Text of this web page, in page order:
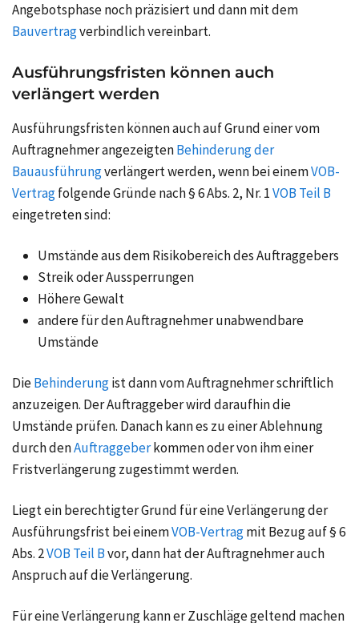
Angebotsphase noch präzisiert und dann mit dem
Bauvertragverbindlich vereinbart.
Ausführungsfristen können auch
verlängert werden
Ausführungsfristen können auch auf Grund einer vom
Auftragnehmer angezeigtenBehinderung der
Bauausführungverlängert werden, wenn bei einemVOB-
Vertragfolgende Gründe nach § 6 Abs. 2, Nr. 1VOB Teil B
eingetreten sind:
Umstände aus dem Risikobereich des Auftraggebers
Streik oder Aussperrungen
Höhere Gewalt
andere für den Auftragnehmer unabwendbare
Umstände
DieBehinderungist dann vom Auftragnehmer schriftlich
anzuzeigen. Der Auftraggeber wird daraufhin die
Umstände prüfen. Danach kann es zu einer Ablehnung
durch denAuftraggeberkommen oder von ihm einer
Fristverlängerung zugestimmt werden.
Liegt ein berechtigter Grund für eine Verlängerung der
Ausführungsfrist bei einemVOB-Vertragmit Bezug auf § 6
Abs. 2VOB Teil Bvor, dann hat der Auftragnehmer auch
Anspruch auf die Verlängerung.
Für eine Verlängerung kann er Zuschläge geltend machen